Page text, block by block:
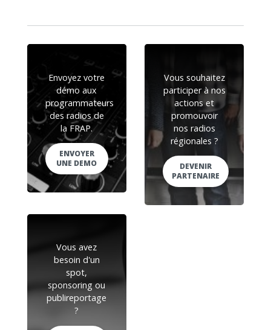
Envoyez votre
démo aux
programmateurs
des radios de
la FRAP.
ENVOYER
UNE DEMO
Vous souhaitez
participer à nos
actions et
promouvoir
nos radios
régionales ?
DEVENIR
PARTENAIRE
Vous avez
besoin d'un
spot,
sponsoring ou
publireportage
?